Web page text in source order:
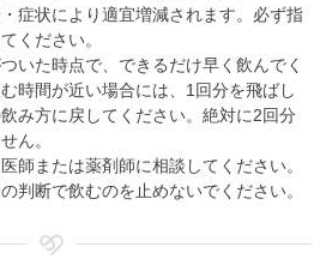
症状により適宜増減されます。必ず指
ください。
いた時点で、できるだけ早く飲んでく
時間が近い場合には、1回分を飛ばし
み方に戻してください。絶対に2回分
ん。
師または薬剤師に相談してください。
判断で飲むのを止めないでください。